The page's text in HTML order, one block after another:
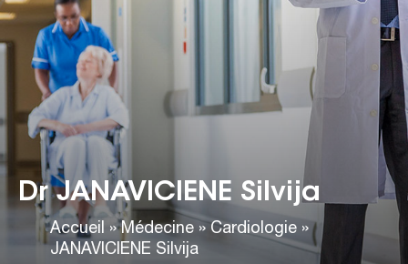
Dr JANAVICIENE Silvija
Accueil »Médecine » Cardiologie »
JANAVICIENE Silvija